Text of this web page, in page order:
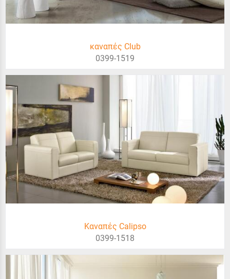
καναπές Club
0399-1519
Καναπές Calipso
0399-1518